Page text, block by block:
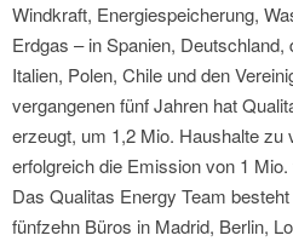
Windkraft, Energiespeicherung,
Erdgas – in Spanien, Deutschland,
Italien, Polen, Chile und den
vergangenen fünf Jahren hat
erzeugt, um 1,2 Mio. Haushalte zu
erfolgreich die Emission von 1
Das Qualitas Energy Team
fünfzehn Büros in Madrid, Berlin,